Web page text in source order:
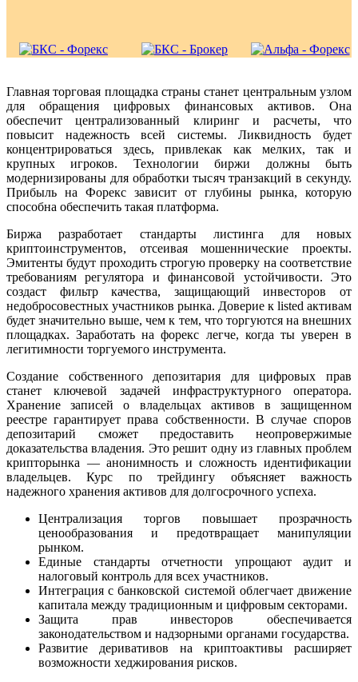
Главная торговая площадка страны станет центральным узлом
для обращения цифровых финансовых активов. Она
обеспечит централизованный клиринг и расчеты, что
повысит надежность всей системы. Ликвидность будет
концентрироваться здесь, привлекак как мелких, так и
крупных игроков. Технологии биржи должны быть
модернизированы для обработки тысяч транзакций в секунду.
Прибыль на Форекс зависит от глубины рынка, которую
способна обеспечить такая платформа.
Биржа разработает стандарты листинга для новых
криптоинструментов, отсеивая мошеннические проекты.
Эмитенты будут проходить строгую проверку на соответствие
требованиям регулятора и финансовой устойчивости. Это
создаст фильтр качества, защищающий инвесторов от
недобросовестных участников рынка. Доверие к listed активам
будет значительно выше, чем к тем, что торгуются на внешних
площадках. Заработать на форекс легче, когда ты уверен в
легитимности торгуемого инструмента.
Создание собственного депозитария для цифровых прав
станет ключевой задачей инфраструктурного оператора.
Хранение записей о владельцах активов в защищенном
реестре гарантирует права собственности. В случае споров
депозитарий сможет предоставить неопровержимые
доказательства владения. Это решит одну из главных проблем
крипторынка — анонимность и сложность идентификации
владельцев. Курс по трейдингу объясняет важность
надежного хранения активов для долгосрочного успеха.
Централизация торгов повышает прозрачность
ценообразования и предотвращает манипуляции
рынком.
Единые стандарты отчетности упрощают аудит и
налоговый контроль для всех участников.
Интеграция с банковской системой облегчает движение
капитала между традиционным и цифровым секторами.
Защита прав инвесторов обеспечивается
законодательством и надзорными органами государства.
Развитие деривативов на криптоактивы расширяет
возможности хеджирования рисков.